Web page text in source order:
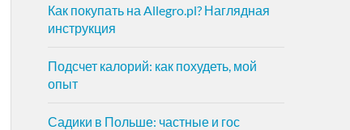
Как покупать на Allegro.pl? Наглядная
инструкция
Подсчет калорий: как похудеть, мой
опыт
Садики в Польше: частные и гос